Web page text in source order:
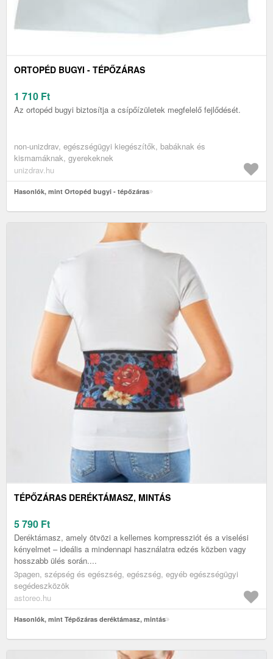
ORTOPÉD BUGYI - TÉPŐZÁRAS
1 710 Ft
Az ortopéd bugyi biztosítja a csípőízületek megfelelő fejlődését.
non-unizdrav, egészségügyi kiegészítők, babáknak és
kismamáknak, gyerekeknek
unizdrav.hu
Hasonlók, mint Ortopéd bugyi - tépőzáras
TÉPŐZÁRAS DERÉKTÁMASZ, MINTÁS
5 790 Ft
Deréktámasz, amely ötvözi a kellemes kompressziót és a viselési
kényelmet – ideális a mindennapi használatra edzés közben vagy
hosszabb ülés során....
3pagen, szépség és egészség, egészség, egyéb egészségügyi
segédeszközök
astoreo.hu
Hasonlók, mint Tépőzáras deréktámasz, mintás